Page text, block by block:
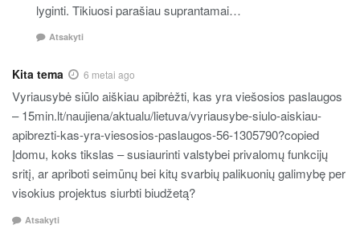
lyginti. Tikiuosi parašiau suprantamai…
Atsakyti
Kita tema 6 metai ago
Vyriausybė siūlo aiškiau apibrėžti, kas yra viešosios paslaugos
– 15min.lt/naujiena/aktualu/lietuva/vyriausybe-siulo-aiskiau-
apibrezti-kas-yra-viesosios-paslaugos-56-1305790?copied
Įdomu, koks tikslas – susiaurinti valstybei privalomų funkcijų
sritį, ar apriboti seimūnų bei kitų svarbių palikuonių galimybę per
visokius projektus siurbti biudžetą?
Atsakyti